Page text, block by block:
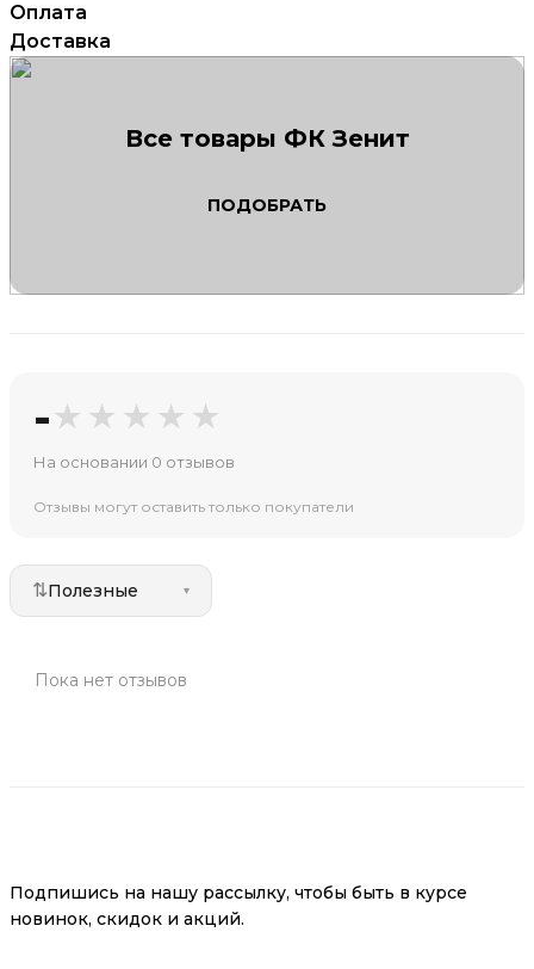
Оплата
Доставка
Все товары ФК Зенит
ПОДОБРАТЬ
-★★★★★
На основании 0 отзывов
Отзывы могут оставить только покупатели
⇅Полезные ▾
Пока нет отзывов
Подпишись на нашу рассылку, чтобы быть в курсе
новинок, скидок и акций.